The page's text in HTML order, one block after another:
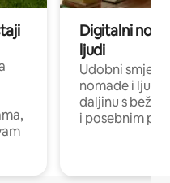
Digitalni
ljudi
Udobni
nomade i ljude
daljinu s
i posebnim